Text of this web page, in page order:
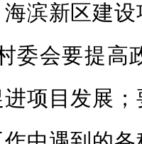
新区建设
委会要提高
项目发展